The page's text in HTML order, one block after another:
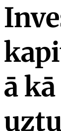
ā